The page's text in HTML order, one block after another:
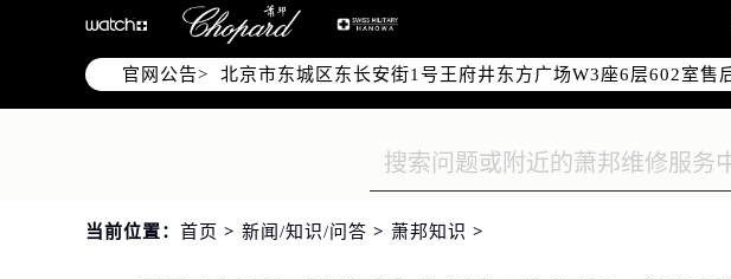
官网公告>
北京市朝阳区建国门外大街甲6号华熙国际中心写字楼D座11
北京市朝阳区建国门外大街甲6号华熙国际中心D座11层1102
北京市东城区东长安街1号王府井东方广场W3座6层602室售
节假日正常营业！
当前位置： 首页 > 新闻/知识/问答 > 萧邦知识 >